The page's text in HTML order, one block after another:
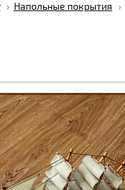
Напольные покрытия